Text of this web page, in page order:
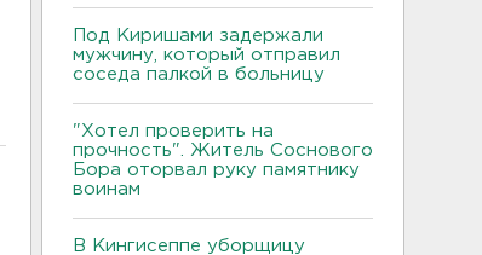
Под Киришами задержали
мужчину, который отправил
соседа палкой в больницу
"Хотел проверить на
прочность". Житель Соснового
Бора оторвал руку памятнику
воинам
В Кингисеппе уборщицу